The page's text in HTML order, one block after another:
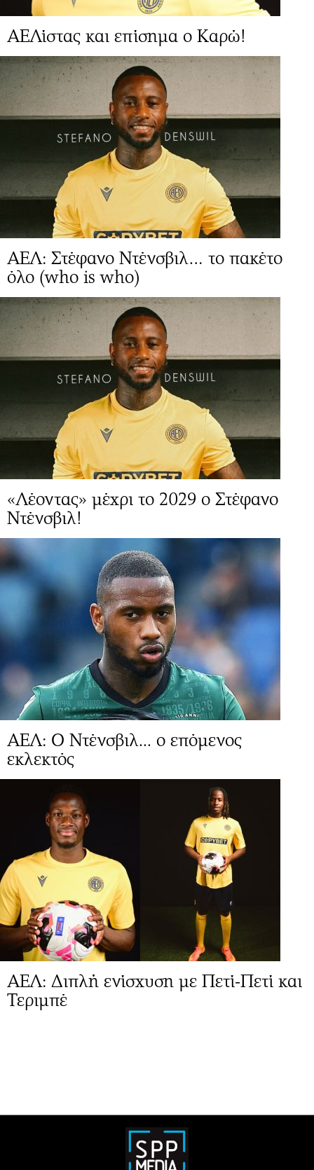
ΑΕΛίστας και επίσημα ο Καρώ!
ΑΕΛ: Στέφανο Ντένσβιλ… το πακέτο
όλο (who is who)
«Λέοντας» μέχρι το 2029 ο Στέφανο
Ντένσβιλ!
ΑΕΛ: Ο Ντένσβιλ... ο επόμενος
εκλεκτός
AEΛ: Διπλή ενίσχυση με Πετί-Πετί και
Τεριμπέ